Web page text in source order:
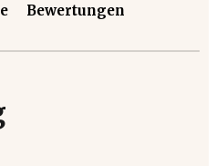
Bewertungen